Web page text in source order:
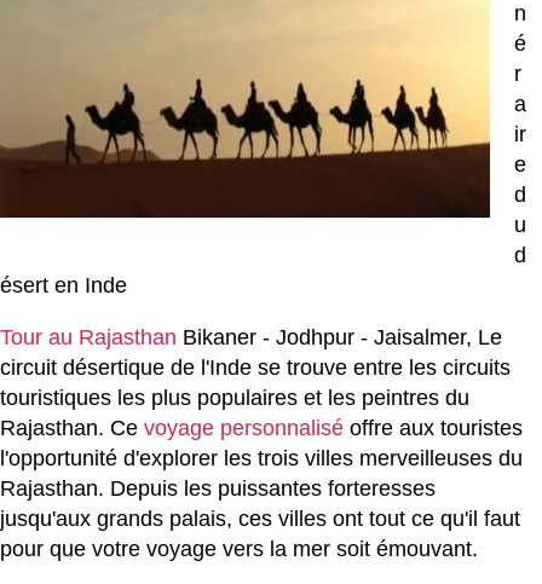
n
é
r
a
ir
e
d
u
d
ésert en Inde
Tour au Rajasthan Bikaner - Jodhpur - Jaisalmer, Le
circuit désertique de l'Inde se trouve entre les circuits
touristiques les plus populaires et les peintres du
Rajasthan. Ce voyage personnalisé offre aux touristes
l'opportunité d'explorer les trois villes merveilleuses du
Rajasthan. Depuis les puissantes forteresses
jusqu'aux grands palais, ces villes ont tout ce qu'il faut
pour que votre voyage vers la mer soit émouvant.